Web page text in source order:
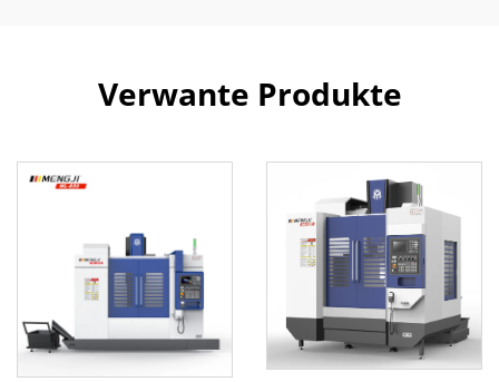
Verwante Produkte